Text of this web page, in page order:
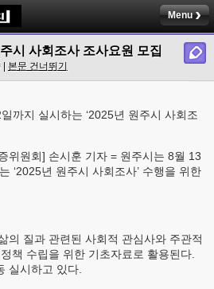
Menu
시 사회조사 조사요원 모집
본문 건너뛰기
까지 실시하는 ‘2025년 원주시 사회조
위원회] 손시훈 기자 = 원주시는 8월 13
‘2025년 원주시 사회조사’ 수행을 위한
의 질과 관련된 사회적 관심사와 주관적
책 수립을 위한 기초자료로 활용된다.
실시하고 있다.